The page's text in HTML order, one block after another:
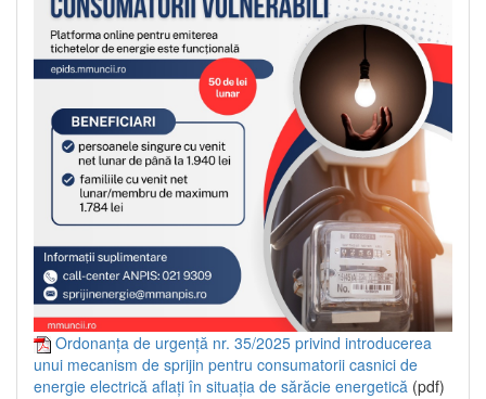
Ordonanța de urgență nr. 35/2025 privind introducerea
unui mecanism de sprijin pentru consumatorii casnici de
energie electrică aflați în situația de sărăcie energetică (pdf)